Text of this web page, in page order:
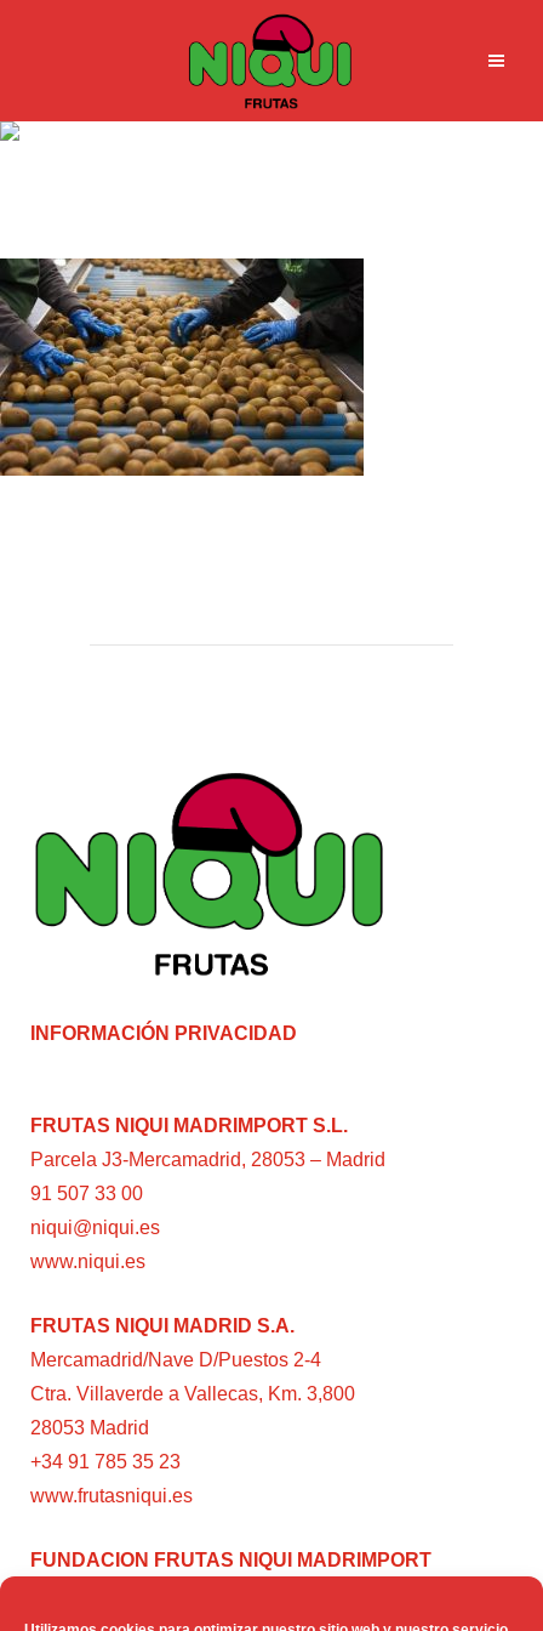
INFORMACIÓN PRIVACIDAD
FRUTAS NIQUI MADRIMPORT S.L.
Parcela J3-Mercamadrid, 28053 – Madrid
91 507 33 00
niqui@niqui.es
www.niqui.es
FRUTAS NIQUI MADRID S.A.
Mercamadrid/Nave D/Puestos 2-4
Ctra. Villaverde a Vallecas, Km. 3,800
28053 Madrid
+34 91 785 35 23
www.frutasniqui.es
FUNDACION FRUTAS NIQUI MADRIMPORT